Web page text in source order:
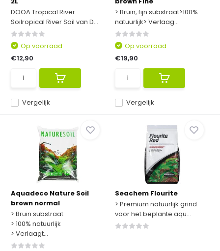
DOOA Tropical River
Soilropical River Soil van D...
Vergelijk
Op voorraad
€12,90
> Bruin, fijn substraat>100%
natuurlijk> Verlaag...
Vergelijk
Op voorraad
€19,90
Aquadeco Nature Soil
brown normal
> Bruin substraat
> 100% natuurlijk
> Verlaagt...
Seachem Flourite
> Premium natuurlijk grind
voor het beplante aqu...